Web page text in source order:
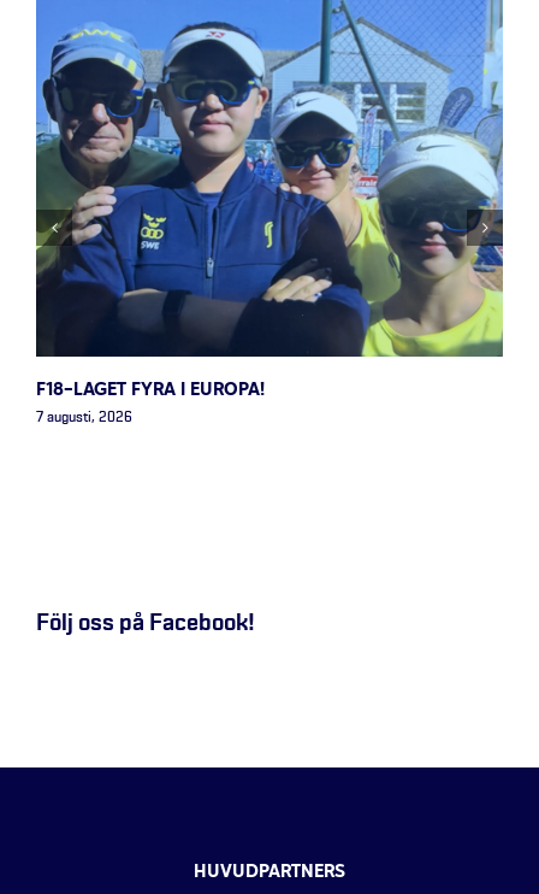
F18-LAGET FYRA I EUROPA!
7 augusti, 2026
Följ oss på Facebook!
HUVUDPARTNERS